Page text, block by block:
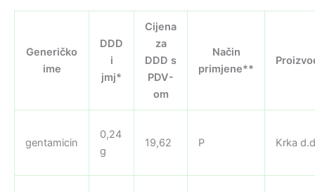
Generičko
ime
DDD
i
jmj*
Cijena
za
DDD s
PDV-
om
Način
primjene**
gentamicin
0,24
g
19,62 P Krka